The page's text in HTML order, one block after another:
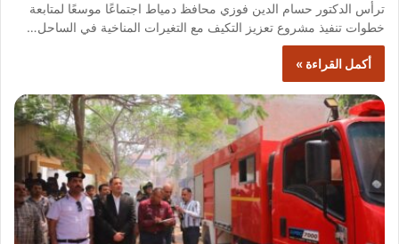
ترأس الدكتور حسام الدين فوزي محافظ دمياط اجتماعًا موسعًا لمتابعة
خطوات تنفيذ مشروع تعزيز التكيف مع التغيرات المناخية في الساحل…
أكمل القراءة »